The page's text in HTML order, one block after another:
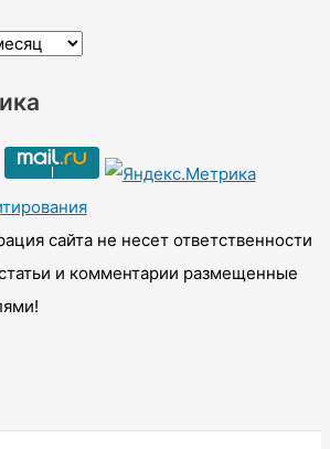
сайта не несет ответственности
и комментарии размещенные